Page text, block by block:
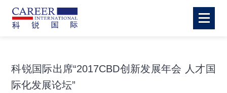
科锐国际出席“2017CBD创新发展年会 人才国
际化发展论坛”